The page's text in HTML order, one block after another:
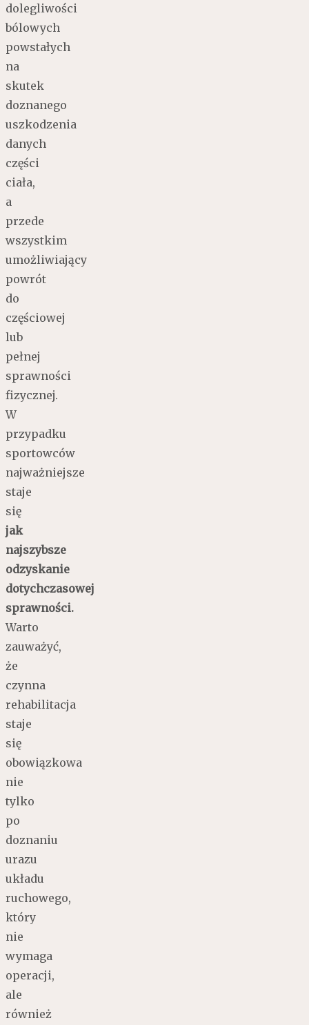
dolegliwości
bólowych
powstałych
na
skutek
doznanego
uszkodzenia
danych
części
ciała,
a
przede
wszystkim
umożliwiający
powrót
do
częściowej
lub
pełnej
sprawności
fizycznej.
W
przypadku
sportowców
najważniejsze
staje
się
jak
najszybsze
odzyskanie
dotychczasowej
sprawności.
Warto
zauważyć,
że
czynna
rehabilitacja
staje
się
obowiązkowa
nie
tylko
po
doznaniu
urazu
układu
ruchowego,
który
nie
wymaga
operacji,
ale
również